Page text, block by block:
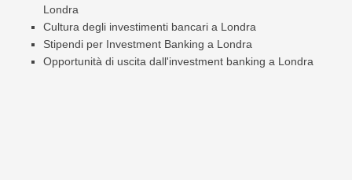
Londra
Cultura degli investimenti bancari a Londra
Stipendi per Investment Banking a Londra
Opportunità di uscita dall'investment banking a Londra